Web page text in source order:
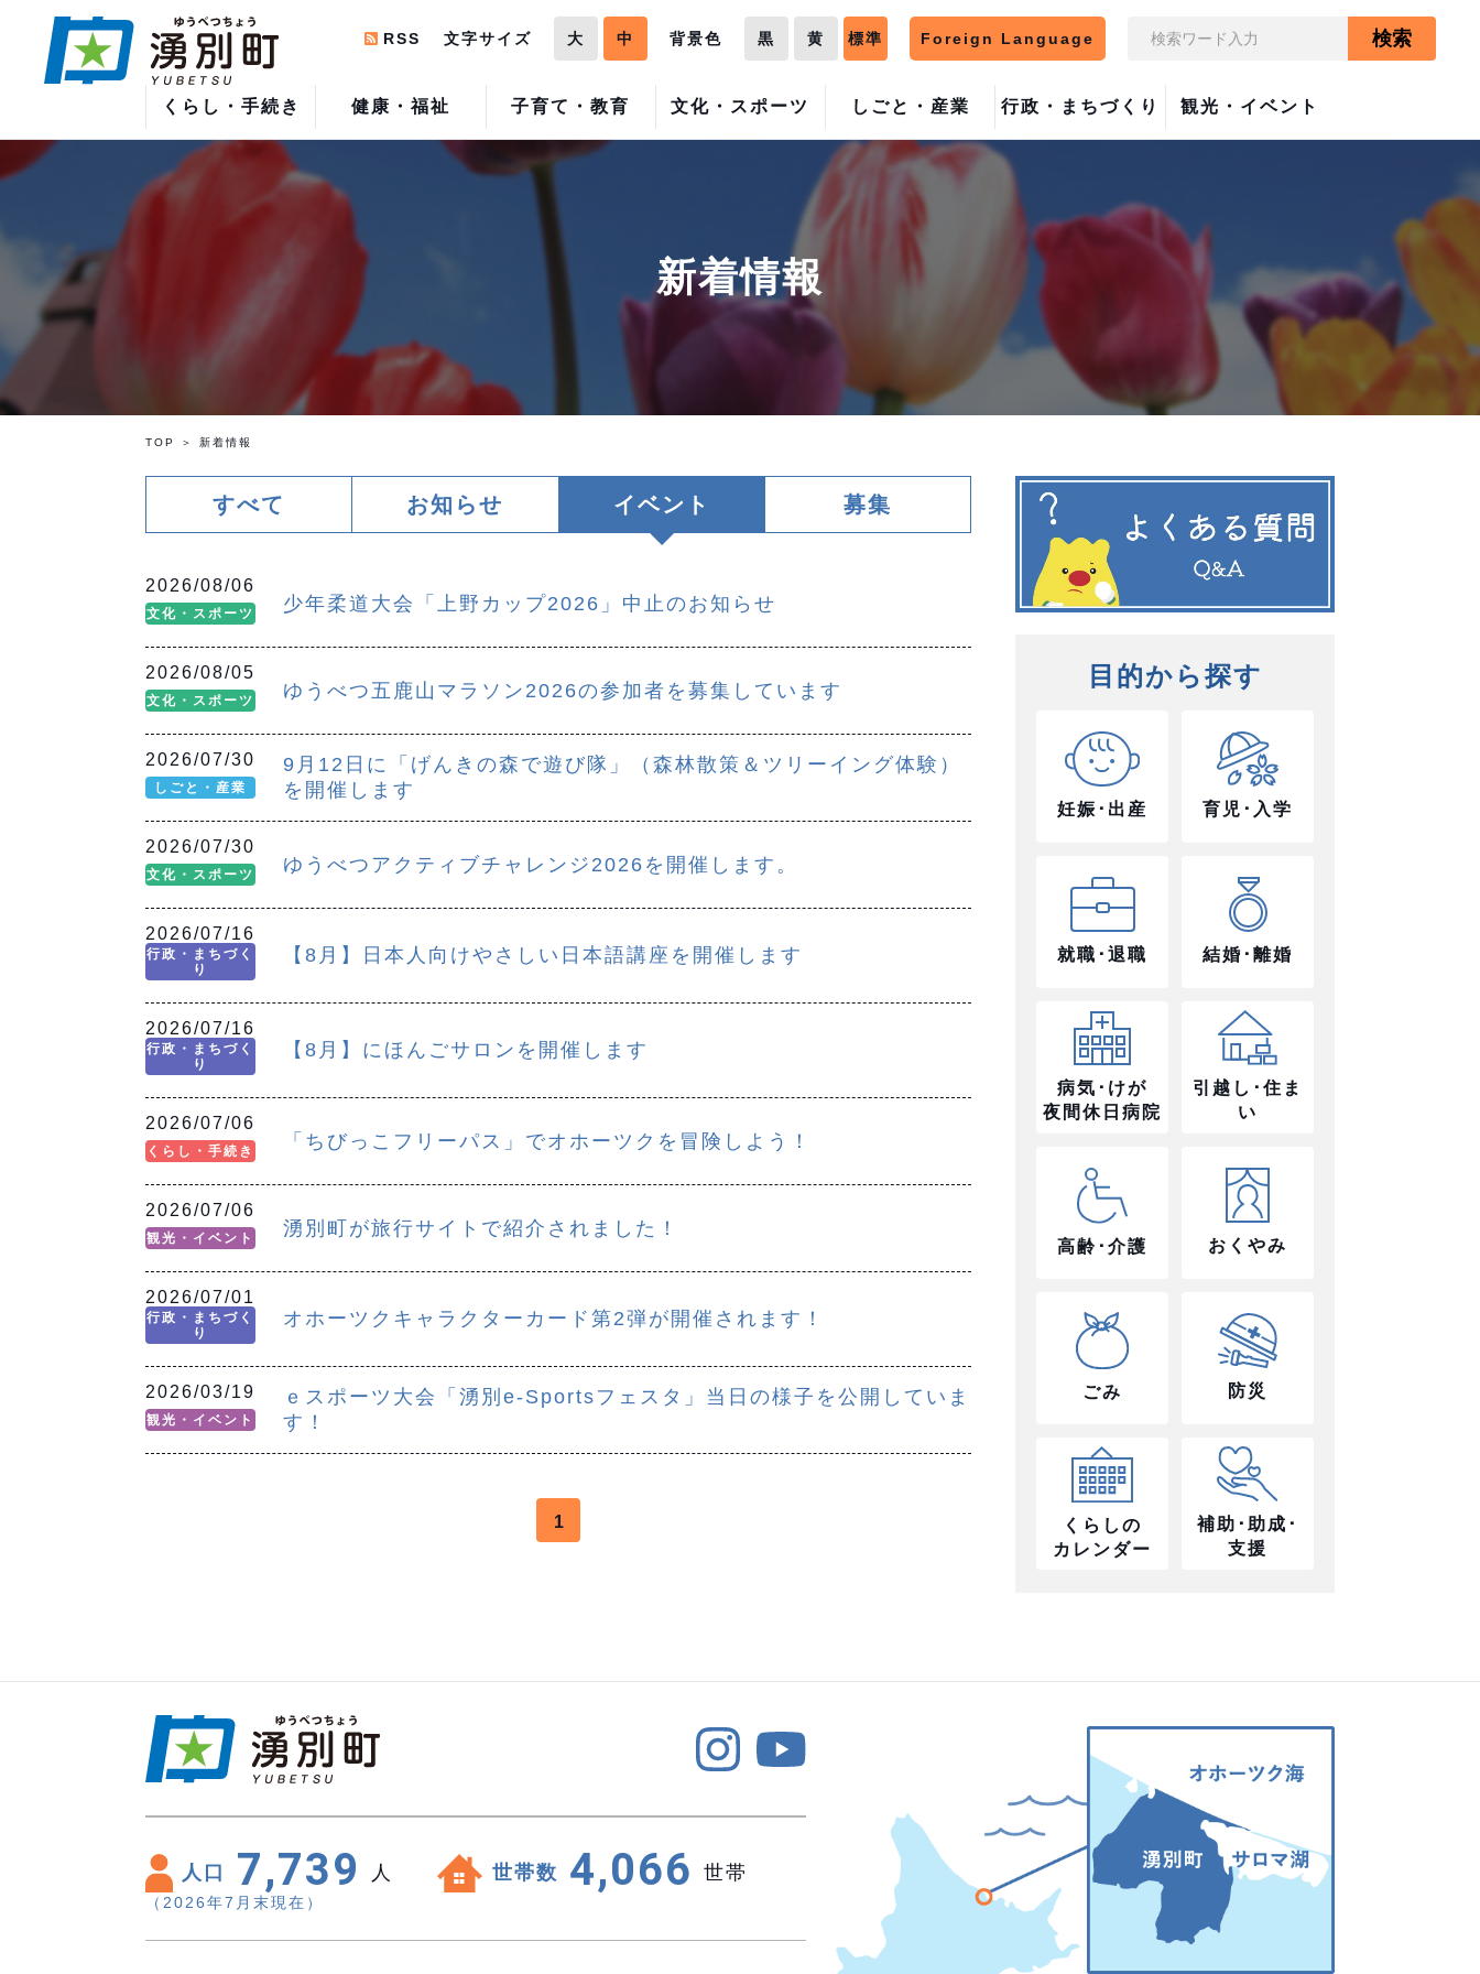
くらし・手続き 健康・福祉 子育て・教育 文化・スポーツ しごと・産業 行政・まちづくり 観光・イベント
RSS 文字サイズ 大 中 背景色 黒 黄 標準 Foreign Language 検索
新着情報
TOP 新着情報
すべて お知らせ イベント 募集
2026/08/06
文化・スポーツ 少年柔道大会「上野カップ2026」中止のお知らせ
2026/08/05
文化・スポーツ ゆうべつ五鹿山マラソン2026の参加者を募集しています
2026/07/30
しごと・産業
9月12日に「げんきの森で遊び隊」（森林散策＆ツリーイング体験）
を開催します
2026/07/30
文化・スポーツ ゆうべつアクティブチャレンジ2026を開催します。
2026/07/16
行政・まちづく
り
【8月】日本人向けやさしい日本語講座を開催します
2026/07/16
行政・まちづく
り
【8月】にほんごサロンを開催します
2026/07/06
くらし・手続き 「ちびっこフリーパス」でオホーツクを冒険しよう！
2026/07/06
観光・イベント 湧別町が旅行サイトで紹介されました！
2026/07/01
行政・まちづく
り
オホーツクキャラクターカード第2弾が開催されます！
2026/03/19
観光・イベント
ｅスポーツ大会「湧別e-Sportsフェスタ」当日の様子を公開していま
す！
1
目的から探す
妊娠･出産 育児･入学
就職･退職 結婚･離婚
病気･けが
夜間休日病院
引越し･住ま
い
高齢･介護 おくやみ
ごみ 防災
くらしの
カレンダー
補助･助成･
支援
人口 7,739 人 世帯数 4,066 世帯
（2026年7月末現在）